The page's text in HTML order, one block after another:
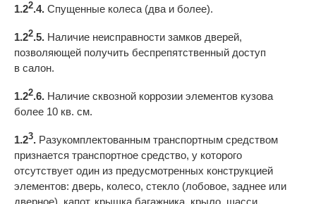
1.22.4. Спущенные колеса (два и более).
1.22.5. Наличие неисправности замков дверей,
позволяющей получить беспрепятственный доступ
в салон.
1.22.6. Наличие сквозной коррозии элементов кузова
более 10 кв. см.
1.23. Разукомплектованным транспортным средством
признается транспортное средство, у которого
отсутствует один из предусмотренных конструкцией
элементов: дверь, колесо, стекло (лобовое, заднее или
дверное), капот, крышка багажника, крыло, шасси,